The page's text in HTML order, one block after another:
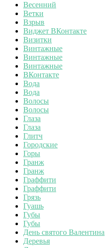
Весенний
Ветки
Взрыв
Виджет ВКонтакте
Визитки
Винтажные
Винтажные
Винтажные
ВКонтакте
Вода
Вода
Волосы
Волосы
Глаза
Глаза
Глитч
Городские
Горы
Гранж
Гранж
Граффити
Граффити
Грязь
Гуашь
Губы
Губы
День святого Валентина
Деревья